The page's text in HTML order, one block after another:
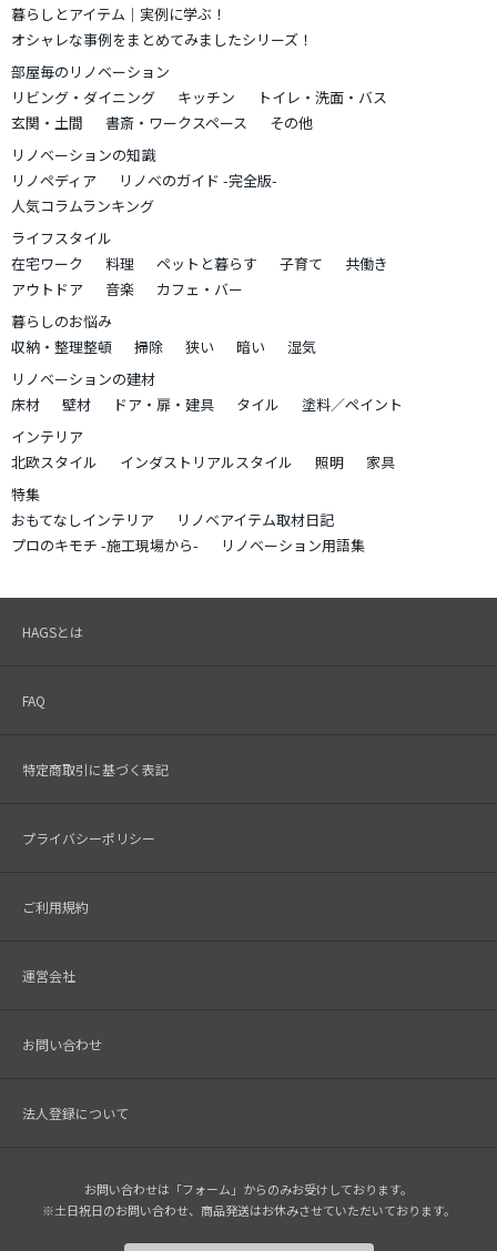
暮らしとアイテム｜実例に学ぶ！
オシャレな事例をまとめてみましたシリーズ！
部屋毎のリノベーション
リビング・ダイニング
キッチン
トイレ・洗面・バス
玄関・土間
書斎・ワークスペース
その他
リノベーションの知識
リノペディア
リノベのガイド -完全版-
人気コラムランキング
ライフスタイル
在宅ワーク
料理 ペットと暮らす 子育て
共働き
アウトドア
音楽
カフェ・バー
暮らしのお悩み
収納・整理整頓
掃除 狭い 暗い
湿気
リノベーションの建材
床材
壁材 ドア・扉・建具 タイル
塗料／ペイント
インテリア
北欧スタイル
インダストリアルスタイル 照明
家具
特集
おもてなしインテリア
リノベアイテム取材日記
プロのキモチ -施工現場から-
リノベーション用語集
HAGSとは
FAQ
特定商取引に基づく表記
プライバシーポリシー
ご利用規約
運営会社
お問い合わせ
法人登録について
お問い合わせは「フォーム」からのみお受けしております。
※土日祝日のお問い合わせ、商品発送はお休みさせていただいております。